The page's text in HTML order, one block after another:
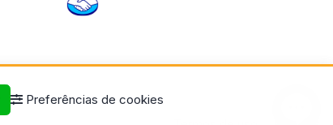
Preferências de cookies